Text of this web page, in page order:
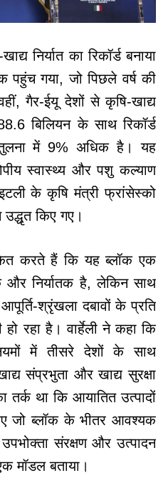
निर्यात का रिकॉर्ड बनाया
गया, जो पिछले वर्ष की
गैर-ईयू देशों से कृषि-खाद्य
बिलियन के साथ रिकॉर्ड
में 9% अधिक है। यह
स्वास्थ्य और पशु कल्याण
के कृषि मंत्री फ्रांसेस्को
उद्धृत किए गए।
करते हैं कि यह ब्लॉक एक
और निर्यातक है, लेकिन साथ
श्रृंखला दबावों के प्रति
रहा है। वार्हेली ने कहा कि
में तीसरे देशों के साथ
संप्रभुता और खाद्य सुरक्षा
था कि आयातित उत्पादों
जो ब्लॉक के भीतर आवश्यक
संरक्षण और उत्पादन
मॉडल बताया।